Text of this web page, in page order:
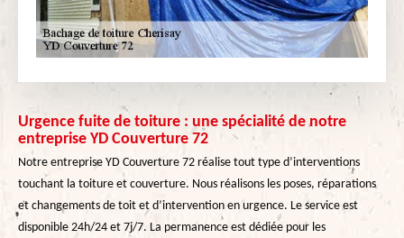
Urgence fuite de toiture : une spécialité de notre
entreprise YD Couverture 72
Notre entreprise YD Couverture 72 réalise tout type d’interventions
touchant la toiture et couverture. Nous réalisons les poses, réparations
et changements de toit et d’intervention en urgence. Le service est
disponible 24h/24 et 7j/7. La permanence est dédiée pour les